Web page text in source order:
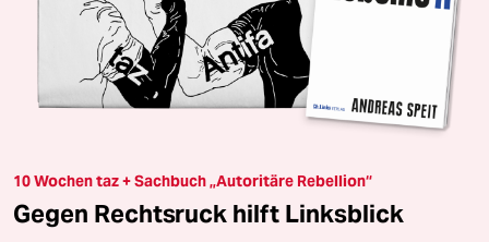
10 Wochen taz + Sachbuch „Autoritäre Rebellion“
Gegen Rechtsruck hilft Linksblick